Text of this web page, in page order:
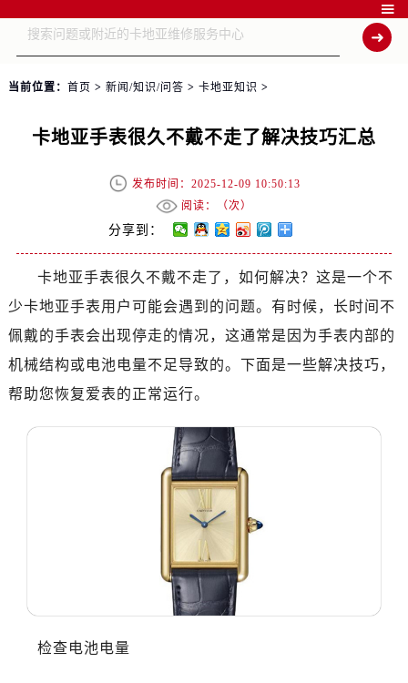

当前位置： 首页 > 新闻/知识/问答 > 卡地亚知识 >
卡地亚手表很久不戴不走了解决技巧汇总
发布时间：2025-12-09 10:50:13
阅读：（次）
分享到：
卡地亚手表很久不戴不走了，如何解决？这是一个不
少卡地亚手表用户可能会遇到的问题。有时候，长时间不
佩戴的手表会出现停走的情况，这通常是因为手表内部的
机械结构或电池电量不足导致的。下面是一些解决技巧，
帮助您恢复爱表的正常运行。
检查电池电量